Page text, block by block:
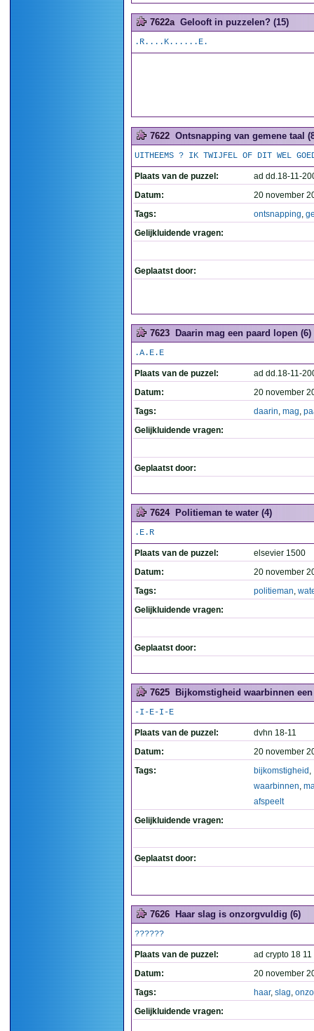
7622a Gelooft in puzzelen? (15)
.R....K......E.
7622 Ontsnapping van gemene taal
UITHEEMS ? IK TWIJFEL OF DIT WEL
Plaats van de puzzel:
ad dd.18-11-
Datum:
20 november
Tags:
ontsnapping,
Gelijkluidende vragen:
Geplaatst door:
7623 Daarin mag een paard lopen (6)
.A.E.E
Plaats van de puzzel:
ad dd.18-11-
Datum:
20 november
Tags:
daarin, mag,
Gelijkluidende vragen:
Geplaatst door:
7624 Politieman te water (4)
.E.R
Plaats van de puzzel:
elsevier 1500
Datum:
20 november
Tags:
politieman,
Gelijkluidende vragen:
Geplaatst door:
7625 Bijkomstigheid waarbinnen
-I-E-I-E
Plaats van de puzzel:
dvhn 18-11
Datum:
20 november
Tags:
bijkomstigheid ,
waarbinnen,
afspeelt
Gelijkluidende vragen:
Geplaatst door:
7626 Haar slag is onzorgvuldig (6)
??????
Plaats van de puzzel:
ad crypto 18 11
Datum:
20 november
Tags:
haar, slag,
Gelijkluidende vragen: